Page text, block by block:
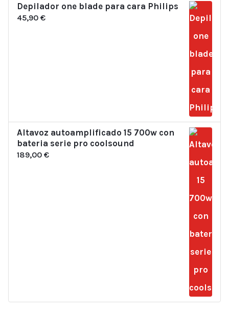
Depilador one blade para cara Philips
45,90 €
Altavoz autoamplificado 15 700w con
bateria serie pro coolsound
189,00 €